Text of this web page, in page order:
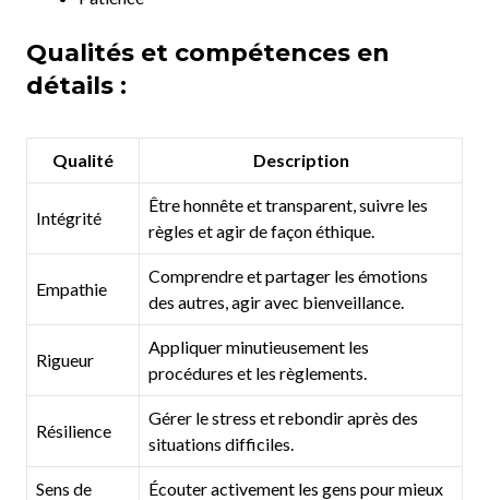
Qualités et compétences en
détails :
Qualité Description
Intégrité
Être honnête et transparent, suivre les
règles et agir de façon éthique.
Empathie
Comprendre et partager les émotions
des autres, agir avec bienveillance.
Rigueur
Appliquer minutieusement les
procédures et les règlements.
Résilience
Gérer le stress et rebondir après des
situations difficiles.
Sens de
Écouter activement les gens pour mieux